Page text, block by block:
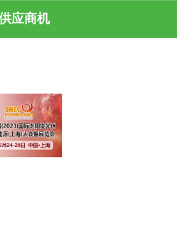
应商机